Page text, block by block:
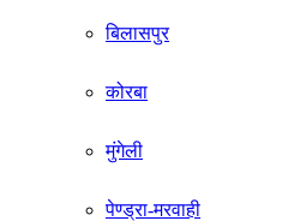
बिलासपुर
कोरबा
मुंगेली
पेण्ड्रा-मरवाही